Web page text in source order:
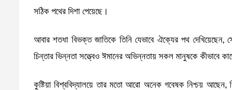
সঠিক পথের দিশা পেয়েছে।
আবার শতধা বিভক্ত জাতিকে তিনি যেভাবে ঐক্যের পথ দেখিয়েছেন,
চিন্তার ভিন্নতা সত্ত্বেও ঈমানের অভিন্নতায় সকল মানুষকে কীভাবে
কুষ্টিয়া বিশ্ববিদ্যালয়ে তার মতো আরো অনেক গবেষক নিশ্চয়